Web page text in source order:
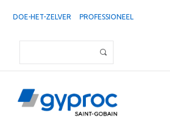
DOE-HET-ZELVER PROFESSIONEEL